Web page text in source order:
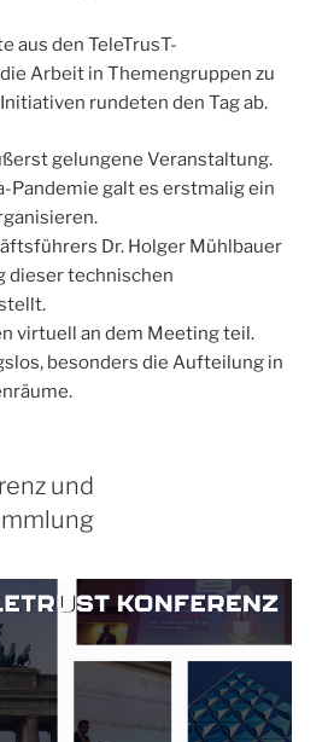
aus den TeleTrusT-
Arbeit in Themengruppen zu
rundeten den Tag ab.
gelungene Veranstaltung.
Pandemie galt es erstmalig ein
Dr. Holger Mühlbauer
dieser technischen
virtuell an dem Meeting teil.
besonders die Aufteilung in
und